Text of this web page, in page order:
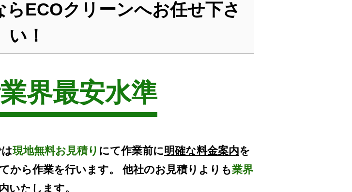
らECOクリーンへお任せ下さ
い！
界最安水準
現地無料お見積り にて作業前に明確な料金案内を
から作業を行います。 他社のお見積りよりも業界
いたします。